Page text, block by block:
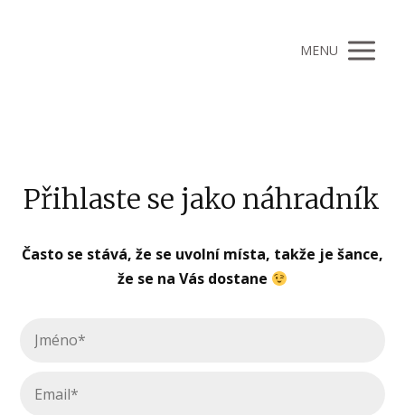
MENU
Přihlaste se jako náhradník
Často se stává, že se uvolní místa, takže je šance,
že se na Vás dostane